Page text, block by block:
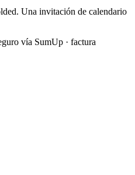
Una invitación de calendario
vía SumUp · factura